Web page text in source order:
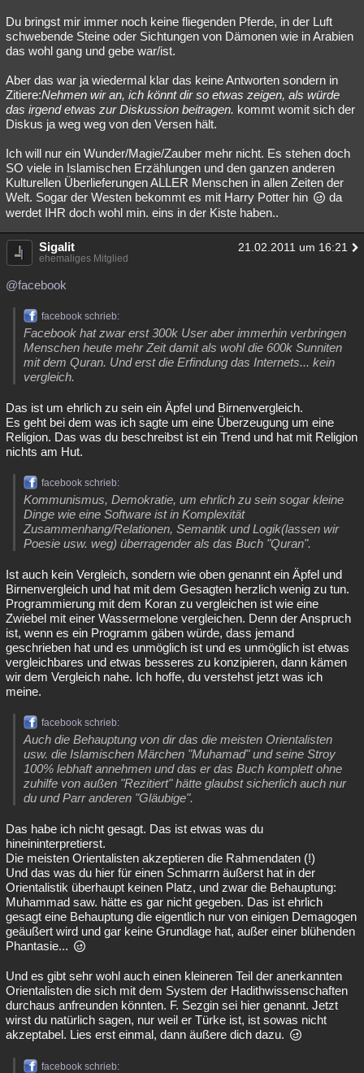
Du bringst mir immer noch keine fliegenden Pferde, in der Luft
schwebende Steine oder Sichtungen von Dämonen wie in Arabien
das wohl gang und gebe war/ist.
Aber das war ja wiedermal klar das keine Antworten sondern in
Zitiere:Nehmen wir an, ich könnt dir so etwas zeigen, als würde
das irgend etwas zur Diskussion beitragen. kommt womit sich der
Diskus ja weg weg von den Versen hält.
Ich will nur ein Wunder/Magie/Zauber mehr nicht. Es stehen doch
SO viele in Islamischen Erzählungen und den ganzen anderen
Kulturellen Überlieferungen ALLER Menschen in allen Zeiten der
Welt. Sogar der Westen bekommt es mit Harry Potter hin
da
werdet IHR doch wohl min. eins in der Kiste haben..
Sigalit 21.02.2011 um 16:21
ehemaliges Mitglied
@facebook
facebook schrieb:
Facebook hat zwar erst 300k User aber immerhin verbringen
Menschen heute mehr Zeit damit als wohl die 600k Sunniten
mit dem Quran. Und erst die Erfindung das Internets... kein
vergleich.
Das ist um ehrlich zu sein ein Äpfel und Birnenvergleich.
Es geht bei dem was ich sagte um eine Überzeugung um eine
Religion. Das was du beschreibst ist ein Trend und hat mit Religion
nichts am Hut.
facebook schrieb:
Kommunismus, Demokratie, um ehrlich zu sein sogar kleine
Dinge wie eine Software ist in Komplexität
Zusammenhang/Relationen, Semantik und Logik(lassen wir
Poesie usw. weg) überragender als das Buch "Quran".
Ist auch kein Vergleich, sondern wie oben genannt ein Äpfel und
Birnenvergleich und hat mit dem Gesagten herzlich wenig zu tun.
Programmierung mit dem Koran zu vergleichen ist wie eine
Zwiebel mit einer Wassermelone vergleichen. Denn der Anspruch
ist, wenn es ein Programm gäben würde, dass jemand
geschrieben hat und es unmöglich ist und es unmöglich ist etwas
vergleichbares und etwas besseres zu konzipieren, dann kämen
wir dem Vergleich nahe. Ich hoffe, du verstehst jetzt was ich
meine.
facebook schrieb:
Auch die Behauptung von dir das die meisten Orientalisten
usw. die Islamischen Märchen "Muhamad" und seine Stroy
100% lebhaft annehmen und das er das Buch komplett ohne
zuhilfe von außen "Rezitiert" hätte glaubst sicherlich auch nur
du und Parr anderen "Gläubige".
Das habe ich nicht gesagt. Das ist etwas was du
hineininterpretierst.
Die meisten Orientalisten akzeptieren die Rahmendaten (!)
Und das was du hier für einen Schmarrn äußerst hat in der
Orientalistik überhaupt keinen Platz, und zwar die Behauptung:
Muhammad saw. hätte es gar nicht gegeben. Das ist ehrlich
gesagt eine Behauptung die eigentlich nur von einigen Demagogen
geäußert wird und gar keine Grundlage hat, außer einer blühenden
Phantasie...
Und es gibt sehr wohl auch einen kleineren Teil der anerkannten
Orientalisten die sich mit dem System der Hadithwissenschaften
durchaus anfreunden könnten. F. Sezgin sei hier genannt. Jetzt
wirst du natürlich sagen, nur weil er Türke ist, ist sowas nicht
akzeptabel. Lies erst einmal, dann äußere dich dazu.
facebook schrieb: